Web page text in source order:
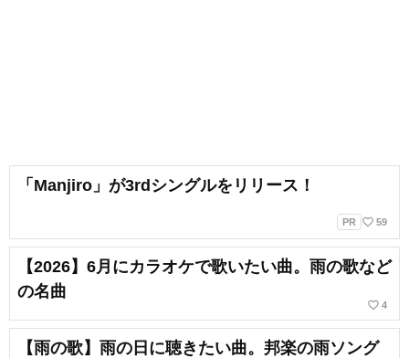
「Manjiro」が3rdシングルをリリース！
PR favorite_border 59
【2026】6月にカラオケで歌いたい曲。雨の歌など
の名曲
favorite_border 4
【雨の歌】雨の日に聴きたい曲。邦楽の雨ソング